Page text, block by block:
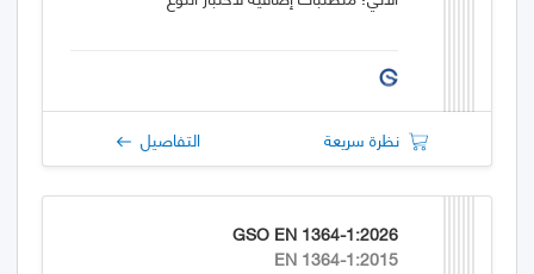
نظرة سريعة التفاصيل
GSO EN 1364-1:2026
EN 1364-1:2015